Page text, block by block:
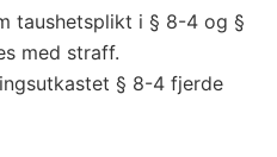
taushetsplikt i § 8-4 og §
med straff.
§ 8-4 fjerde